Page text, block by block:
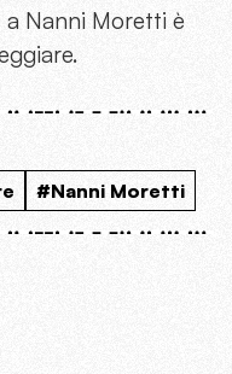
Nanni Moretti è
#Nanni Moretti